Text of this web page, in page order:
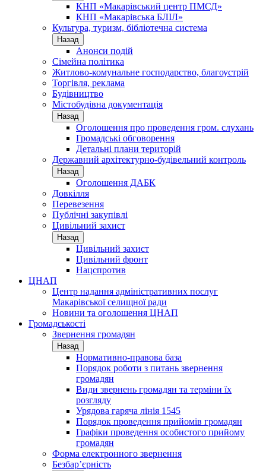
КНП «Макарівський центр ПМСД»
КНП «Макарівська БЛІЛ»
Культура, туризм, бібліотечна система
Назад
Анонси подій
Сімейна політика
Житлово-комунальне господарство, благоустрій
Торгівля, реклама
Будівництво
Містобудівна документація
Назад
Оголошення про проведення гром. слухань
Громадські обговорення
Детальні плани територій
Державний архітектурно-будівельний контроль
Назад
Оголошення ДАБК
Довкілля
Перевезення
Публічні закупівлі
Цивільний захист
Назад
Цивільний захист
Цивільний фронт
Нацспротив
ЦНАП
Центр надання адміністративних послуг
Макарівської селищної ради
Новини та оголошення ЦНАП
Громадськості
Звернення громадян
Назад
Нормативно-правова база
Порядок роботи з питань звернення
громадян
Види звернень громадян та терміни їх
розгляду
Урядова гаряча лінія 1545
Порядок проведення прийомів громадян
Графіки проведення особистого прийому
громадян
Форма електронного звернення
Безбар’єрність